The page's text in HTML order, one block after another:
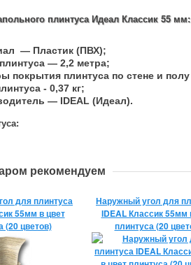
плинтуса Идеал Классик 55 мм:
— Пластик (ПВХ);
— 2,2 метра;
покрытия плинтуса по стене и
- 0,37 кг;
— IDEAL (Идеал).
рекомендуем
для плинтуса
55мм в цвет
(20 цветов)
Наружный угол для
IDEAL Классик 55мм
плинтуса (20